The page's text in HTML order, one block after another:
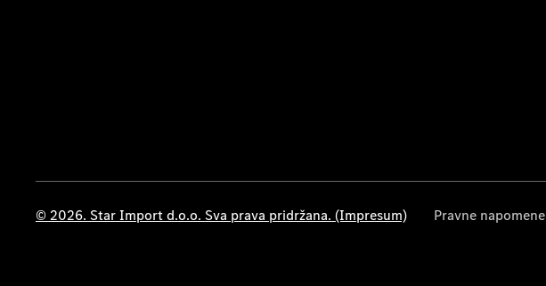
© 2026. Star Import d.o.o. Sva prava pridržana. (Impresum) Pravne napomene